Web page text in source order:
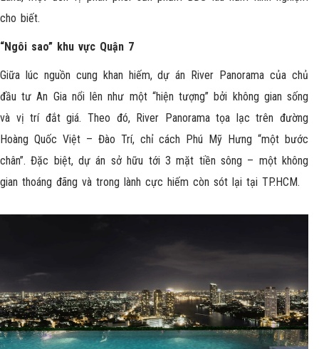
cho biết.
“Ngôi sao” khu vực Quận 7
Giữa lúc nguồn cung khan hiếm, dự án River Panorama của chủ
đầu tư An Gia nổi lên như một “hiện tượng” bởi không gian sống
và vị trí đắt giá. Theo đó, River Panorama tọa lạc trên đường
Hoàng Quốc Việt – Đào Trí, chỉ cách Phú Mỹ Hưng “một bước
chân”. Đặc biệt, dự án sở hữu tới 3 mặt tiền sông – một không
gian thoáng đãng và trong lành cực hiếm còn sót lại tại TP.HCM.